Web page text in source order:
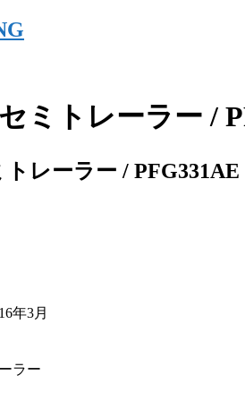
ミトレーラー /
レーラー / PFG331AE
年3月
ーラー